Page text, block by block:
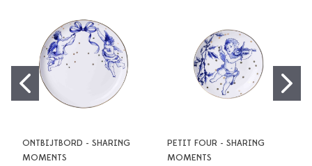
ONTBIJTBORD - SHARING
MOMENTS
PETIT FOUR - SHARING
MOMENTS